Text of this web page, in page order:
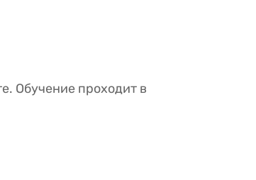
Обучение проходит в